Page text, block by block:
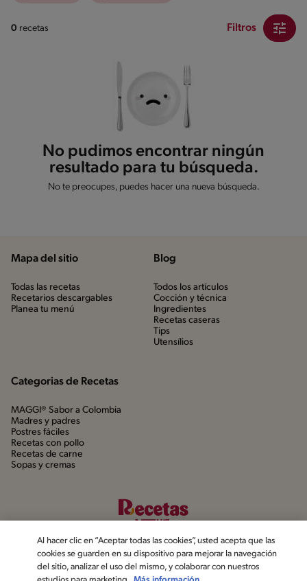
0 recetas Filtros
No pudimos encontrar ningún
resultado para tu búsqueda.
No te preocupes, puedes hacer una nueva búsqueda.
Mapa del sitio
Todas las recetas
Recetarios descargables
Planea tu menú
Blog
Todos los artículos
Cocción y técnica
Ingredientes
Recetas caseras
Tips
Utensílios
Categorias de Recetas
MAGGI® Sabor a Colombia
Madres y padres
Postres fáciles
Recetas con pollo
Recetas de carne
Sopas y cremas
Al hacer clic en “Aceptar todas las cookies”, usted acepta que las
cookies se guarden en su dispositivo para mejorar la navegación
del sitio, analizar el uso del mismo, y colaborar con nuestros